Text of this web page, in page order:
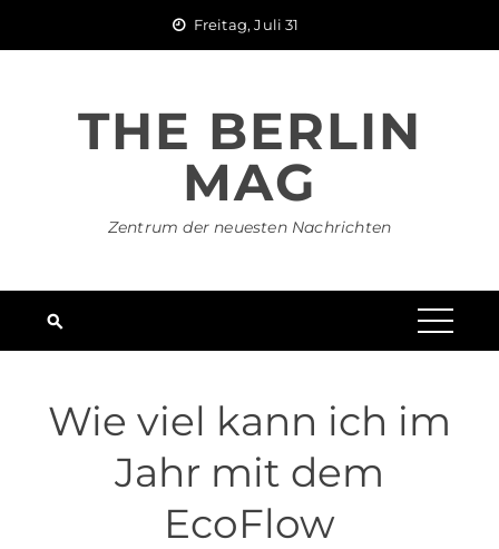
Freitag, Juli 31
THE BERLIN
MAG
Zentrum der neuesten Nachrichten
Wie viel kann ich im
Jahr mit dem
EcoFlow